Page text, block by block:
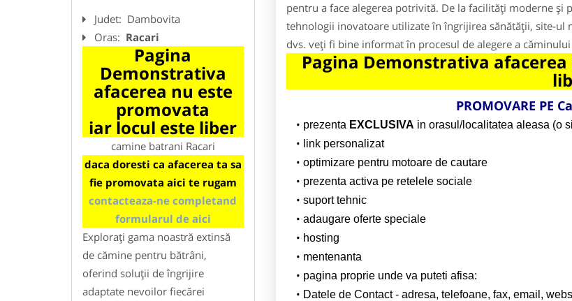
Judet: Dambovita
Oras: Racari
Pagina
Demonstrativa
afacerea nu este
promovata
iar locul este liber
camine batrani Racari
daca doresti ca afacerea ta sa
fie promovata aici te rugam
contacteaza-ne completand
formularul de aici
Explorați gama noastră extinsă
de cămine pentru bătrâni,
oferind soluții de îngrijire
adaptate nevoilor fiecărei
pentru a face alegerea potrivită. De la facilități moderne și
tehnologii inovatoare utilizate în îngrijirea sănătății, site-ul
dvs. veți fi bine informat în procesul de alegere a
Pagina Demonstrativa
PROMOVARE PE
prezenta EXCLUSIVA in orasul/localitatea aleasa (o
link personalizat
optimizare pentru motoare de cautare
prezenta activa pe retelele sociale
suport tehnic
adaugare oferte speciale
hosting
mentenanta
pagina proprie unde va puteti afisa:
Datele de Contact - adresa, telefoane, fax, email,